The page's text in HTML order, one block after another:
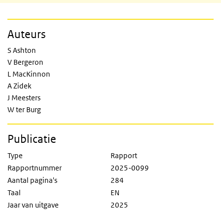
Auteurs
S Ashton
V Bergeron
L MacKinnon
A Zidek
J Meesters
W ter Burg
Publicatie
Type
Rapport
Rapportnummer
2025-0099
Aantal pagina's
284
Taal
EN
Jaar van uitgave
2025